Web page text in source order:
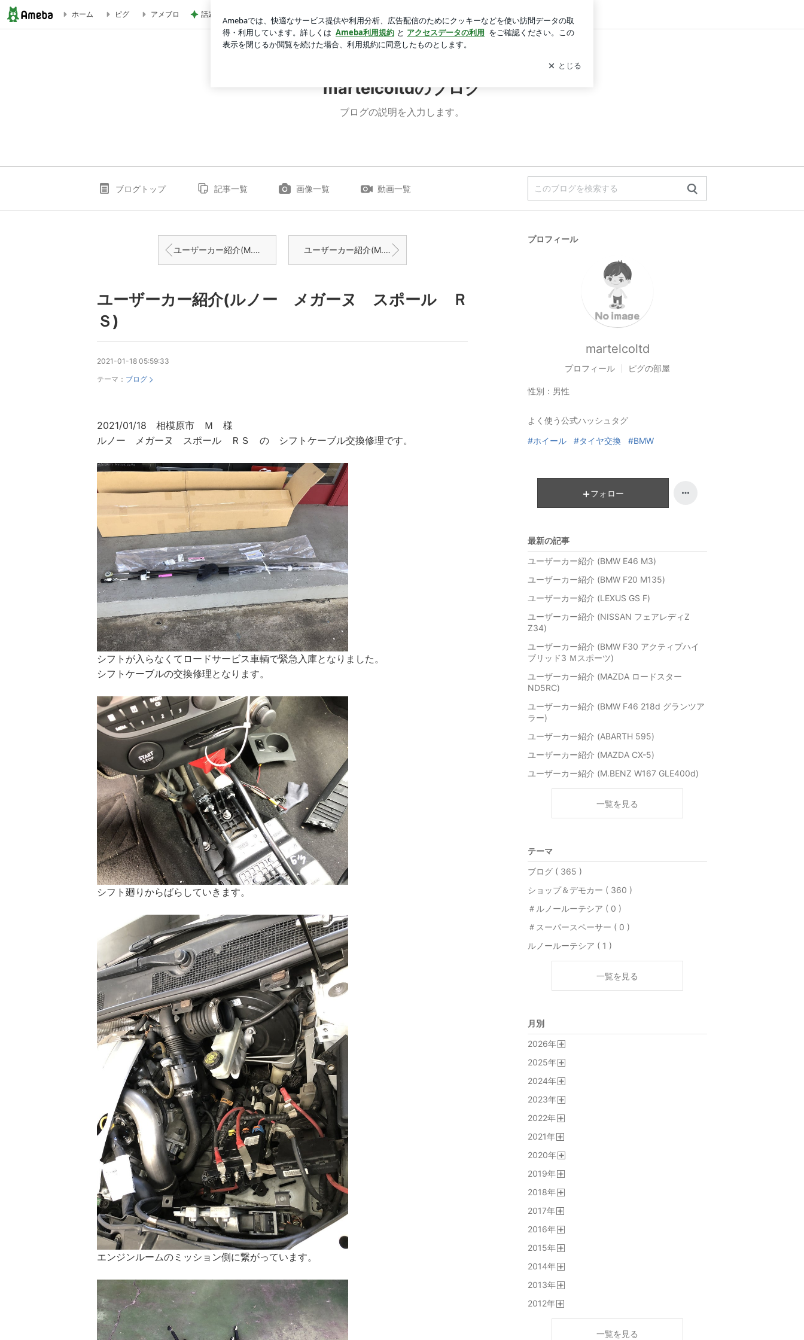
ユーザーカー紹介(ルノー メガーヌ スポール ＲＳ) | martelcoltdのブログ
ホーム ピグ アメブロ 話題の幻のパンをカルディで購入 ログイン
martelcoltdのブログ
ブログの説明を入力します。
ブログトップ 記事一覧 画像一覧 動画一覧
ユーザーカー紹介(M.BENZ C238 Eクラスクーペ) ユーザーカー紹介(M.BENZ C63S AMG)
ユーザーカー紹介(ルノー メガーヌ スポール Ｒ
Ｓ)
2021-01-18 05:59:33
テーマ： ブログ
2021/01/18 相模原市 Ｍ 様
ルノー メガーヌ スポール ＲＳ の シフトケーブル交換修理です。
シフトが入らなくてロードサービス車輌で緊急入庫となりました。
シフトケーブルの交換修理となります。
シフト廻りからばらしていきます。
エンジンルームのミッション側に繋がっています。
プロフィール
martelcoltd
プロフィール ピグの部屋
性別： 男性
よく使う公式ハッシュタグ
#ホイール #タイヤ交換 #BMW
フォロー
最新の記事
ユーザーカー紹介 (BMW E46 M3)
ユーザーカー紹介 (BMW F20 M135)
ユーザーカー紹介 (LEXUS GS F)
ユーザーカー紹介 (NISSAN フェアレディZ
Z34)
ユーザーカー紹介 (BMW F30 アクティブハイ
ブリッド3 Ｍスポーツ)
ユーザーカー紹介 (MAZDA ロードスター
ND5RC)
ユーザーカー紹介 (BMW F46 218d グランツア
ラー)
ユーザーカー紹介 (ABARTH 595)
ユーザーカー紹介 (MAZDA CX-5)
ユーザーカー紹介 (M.BENZ W167 GLE400d)
一覧を見る
テーマ
ブログ ( 365 )
ショップ＆デモカー ( 360 )
＃ルノールーテシア ( 0 )
＃スーパースペーサー ( 0 )
ルノールーテシア ( 1 )
一覧を見る
月別
2026年
2025年
2024年
2023年
2022年
2021年
2020年
2019年
2018年
2017年
2016年
2015年
2014年
2013年
2012年
一覧を見る